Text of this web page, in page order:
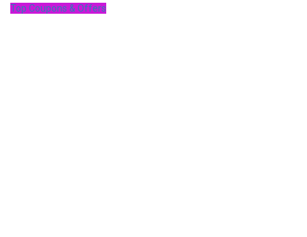
Top Coupons & Offers